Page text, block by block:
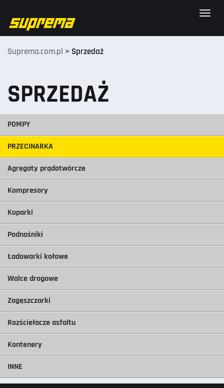
Toggle
Suprema.com.pl > Sprzedaż
SPRZEDAŻ
POMPY
PRZECINARKA
Agregaty prądotwórcze
Kompresory
Koparki
Podnośniki
Ładowarki kołowe
Walce drogowe
Zagęszczarki
Rozściełacze asfaltu
Kontenery
INNE